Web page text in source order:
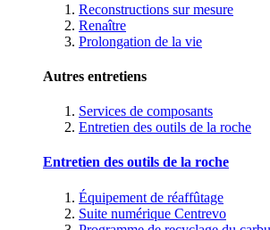
Reconstructions sur mesure
Renaître
Prolongation de la vie
Autres entretiens
Services de composants
Entretien des outils de la roche
Entretien des outils de la roche
Équipement de réaffûtage
Suite numérique Centrevo